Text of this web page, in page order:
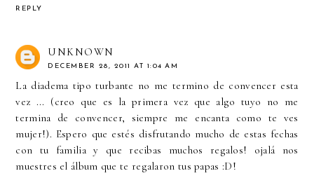
REPLY
UNKNOWN
DECEMBER 28, 2011 AT 1:04 AM
La diadema tipo turbante no me termino de convencer esta
vez ... (creo que es la primera vez que algo tuyo no me
termina de convencer, siempre me encanta como te ves
mujer!). Espero que estés disfrutando mucho de estas fechas
con tu familia y que recibas muchos regalos! ojalá nos
muestres el álbum que te regalaron tus papas :D!